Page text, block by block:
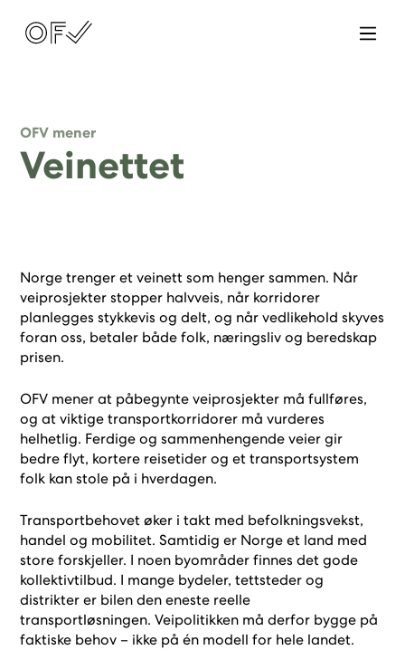
OFV mener
Veinettet
Norge trenger et veinett som henger sammen. Når
veiprosjekter stopper halvveis, når korridorer
planlegges stykkevis og delt, og når vedlikehold skyves
foran oss, betaler både folk, næringsliv og beredskap
prisen.
OFV mener at påbegynte veiprosjekter må fullføres,
og at viktige transportkorridorer må vurderes
helhetlig. Ferdige og sammenhengende veier gir
bedre flyt, kortere reisetider og et transportsystem
folk kan stole på i hverdagen.
Transportbehovet øker i takt med befolkningsvekst,
handel og mobilitet. Samtidig er Norge et land med
store forskjeller. I noen byområder finnes det gode
kollektivtilbud. I mange bydeler, tettsteder og
distrikter er bilen den eneste reelle
transportløsningen. Veipolitikken må derfor bygge på
faktiske behov – ikke på én modell for hele landet.